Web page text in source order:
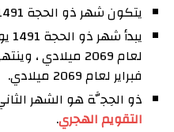
يتكون شهر ذو الحجة 1491 هجرية من 30 يوم
فبراير لعام 2069 ميلادي.
ذو الحِجَّة هو الشهر
التقويم الهجري.